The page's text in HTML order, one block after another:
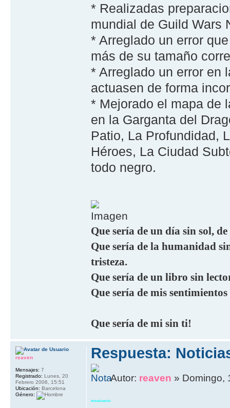
* Realizadas
mundial de Guild Wars
* Arreglado un error
más de su tamaño
* Arreglado un error en
actuasen de forma
* Mejorado el mapa de
en la Garganta del
Patio, La Profundidad,
Héroes, La Ciudad
todo negro.
Que sería de un día sin sol,
Que sería de la humanidad
tristeza.
Que sería de un libro sin
Que sería de mis
Que sería de mi sin ti!
Respuesta:
Autor: reaven » Domingo,
Actualización
reaven
Mensajes: 7
Registrado: Lunes, 20
Febrero 2006, 15:51
Ubicación: Barcelona
Género: